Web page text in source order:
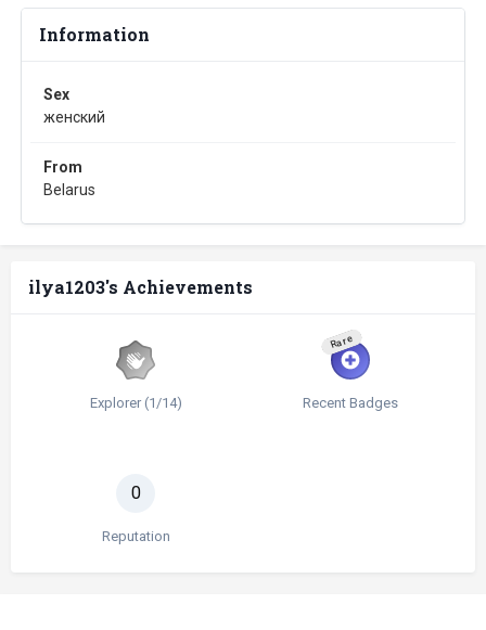
Information
Sex
женский
From
Belarus
ilya1203's Achievements
Explorer (1/14)
Rare
Recent Badges
0
Reputation